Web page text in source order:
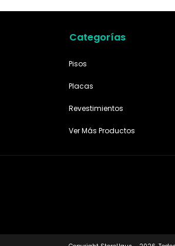
Categorías
Pisos
Placas
Revestimientos
Ver Más Productos